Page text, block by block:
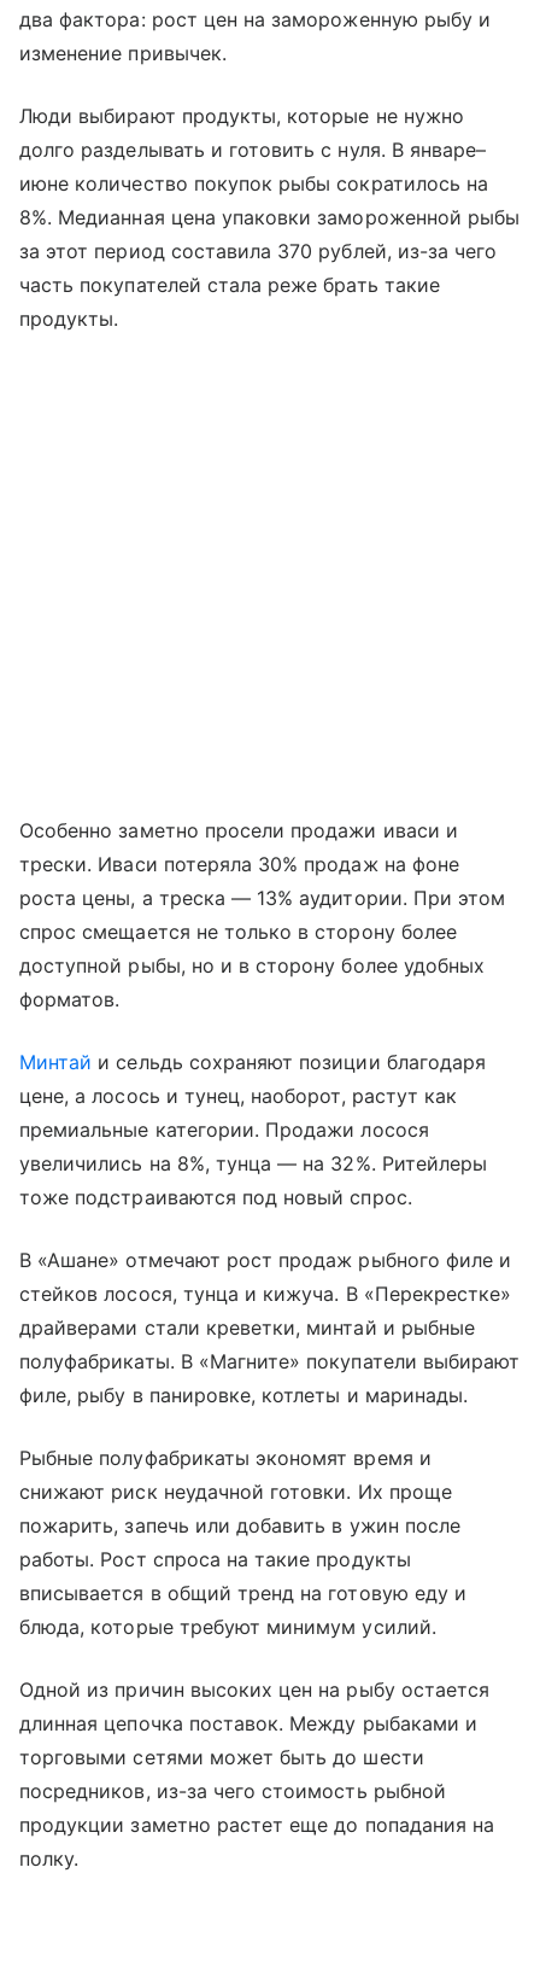
два фактора: рост цен на замороженную рыбу и
изменение привычек.
Люди выбирают продукты, которые не нужно
долго разделывать и готовить с нуля. В январе–
июне количество покупок рыбы сократилось на
8%. Медианная цена упаковки замороженной рыбы
за этот период составила 370 рублей, из-за чего
часть покупателей стала реже брать такие
продукты.
Особенно заметно просели продажи иваси и
трески. Иваси потеряла 30% продаж на фоне
роста цены, а треска — 13% аудитории. При этом
спрос смещается не только в сторону более
доступной рыбы, но и в сторону более удобных
форматов.
Минтай и сельдь сохраняют позиции благодаря
цене, а лосось и тунец, наоборот, растут как
премиальные категории. Продажи лосося
увеличились на 8%, тунца — на 32%. Ритейлеры
тоже подстраиваются под новый спрос.
В «Ашане» отмечают рост продаж рыбного филе и
стейков лосося, тунца и кижуча. В «Перекрестке»
драйверами стали креветки, минтай и рыбные
полуфабрикаты. В «Магните» покупатели выбирают
филе, рыбу в панировке, котлеты и маринады.
Рыбные полуфабрикаты экономят время и
снижают риск неудачной готовки. Их проще
пожарить, запечь или добавить в ужин после
работы. Рост спроса на такие продукты
вписывается в общий тренд на готовую еду и
блюда, которые требуют минимум усилий.
Одной из причин высоких цен на рыбу остается
длинная цепочка поставок. Между рыбаками и
торговыми сетями может быть до шести
посредников, из-за чего стоимость рыбной
продукции заметно растет еще до попадания на
полку.